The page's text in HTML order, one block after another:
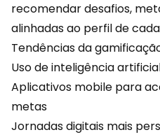
recomendar desafios,
alinhadas ao perfil de
Tendências da
Uso de inteligência
Aplicativos mobile para
metas
Jornadas digitais mais